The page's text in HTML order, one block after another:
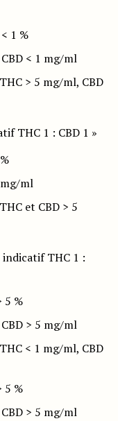
1 %
< 1 mg/ml
> 5 mg/ml, CBD
THC 1 : CBD 1 »
ml
et CBD > 5
THC 1 :
5 %
> 5 mg/ml
< 1 mg/ml, CBD
5 %
> 5 mg/ml